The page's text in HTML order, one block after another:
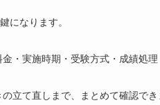
になります。
金・実施時期・受験方式・成績処理
立て直しまで、まとめて確認で